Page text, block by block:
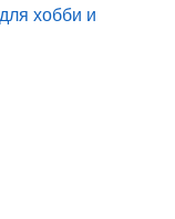
хобби и